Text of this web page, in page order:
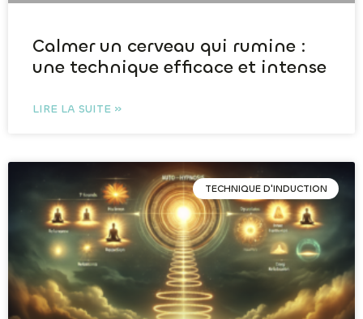
Calmer un cerveau qui rumine :
une technique efficace et intense
LIRE LA SUITE »
TECHNIQUE D'INDUCTION